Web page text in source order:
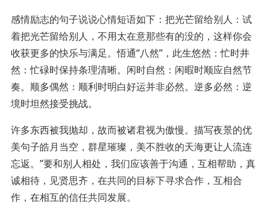
感情励志的句子说说心情短语如下：把光芒留给别人：试
着把光芒留给别人，不用太在意那些有的没的，这样你会
收获更多的快乐与满足。悟通“八然”，此生悠然：忙时井
然：忙碌时保持条理清晰。闲时自然：闲暇时顺应自然节
奏。顺多偶然：顺利时明白好运并非必然。逆多必然：逆
境时坦然接受挑战。
许多东西被我抛却，故而被诸君视为傲慢。描写夜景的优
美句子皓月当空，群星璀璨，美不胜收的天海更让人流连
忘返。”要和别人相处，我们应该善于沟通，互相帮助，真
诚相待，见贤思齐，在共同的目标下寻求合作，互相合
作，在相互的信任共同发展。